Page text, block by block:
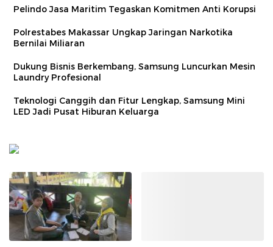
Pelindo Jasa Maritim Tegaskan Komitmen Anti Korupsi
Polrestabes Makassar Ungkap Jaringan Narkotika
Bernilai Miliaran
Dukung Bisnis Berkembang, Samsung Luncurkan Mesin
Laundry Profesional
Teknologi Canggih dan Fitur Lengkap, Samsung Mini
LED Jadi Pusat Hiburan Keluarga